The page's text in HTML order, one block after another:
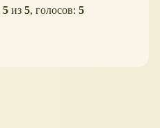
5 из 5, голосов: 5